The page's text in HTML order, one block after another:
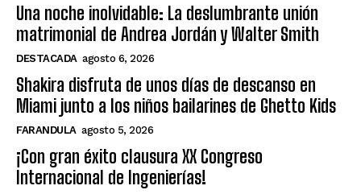
Una noche inolvidable: La deslumbrante unión
matrimonial de Andrea Jordán y Walter Smith
DESTACADA agosto 6, 2026
Shakira disfruta de unos días de descanso en
Miami junto a los niños bailarines de Ghetto Kids
FARANDULA agosto 5, 2026
¡Con gran éxito clausura XX Congreso
Internacional de Ingenierías!